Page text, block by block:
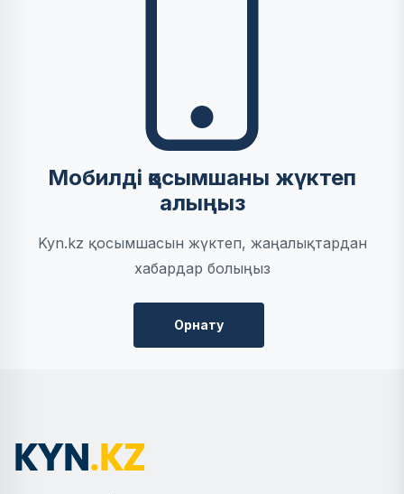
Мобилді қосымшаны жүктеп
алыңыз
Kyn.kz қосымшасын жүктеп, жаңалықтардан
хабардар болыңыз
Орнату